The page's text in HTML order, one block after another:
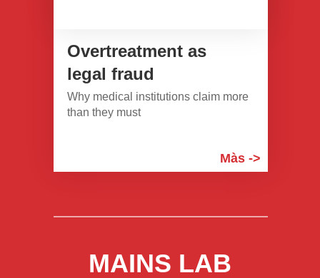
Overtreatment as
legal fraud
Why medical institutions claim more
than they must
Màs ->
MAINS LAB